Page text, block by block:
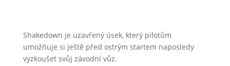
Shakedown je uzavřený úsek, který pilotům
umožňuje si ještě před ostrým startem naposledy
vyzkoušet svůj závodní vůz.